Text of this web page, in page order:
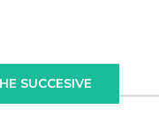
SUCCESIVE